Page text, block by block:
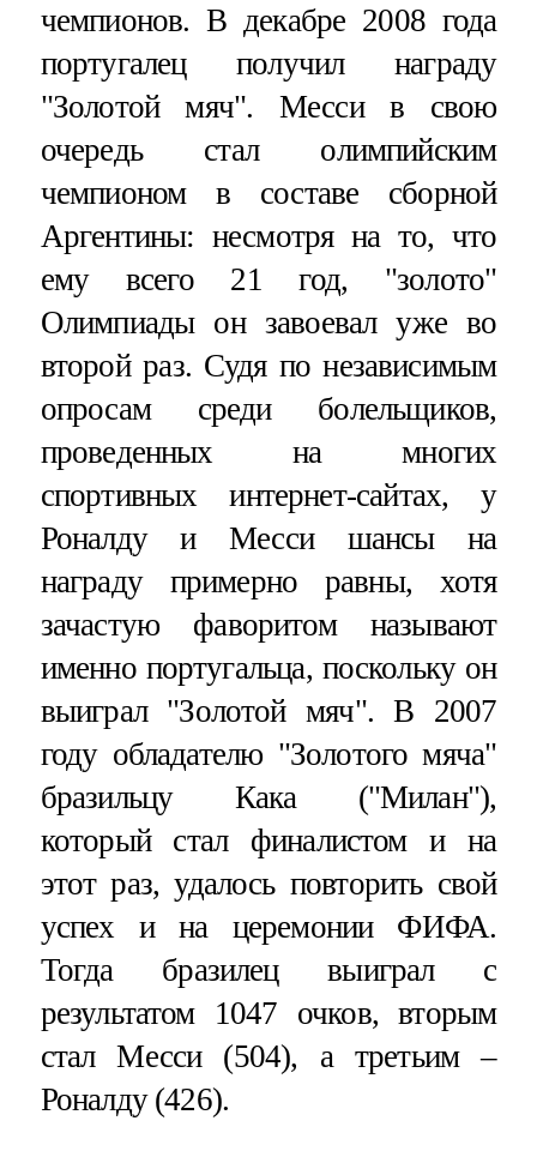
чемпионов. В декабре 2008 года
португалец получил награду
"Золотой мяч". Месси в свою
очередь стал олимпийским
чемпионом в составе сборной
Аргентины: несмотря на то, что
ему всего 21 год, "золото"
Олимпиады он завоевал уже во
второй раз. Судя по независимым
опросам среди болельщиков,
проведенных на многих
спортивных интернет-сайтах, у
Роналду и Месси шансы на
награду примерно равны, хотя
зачастую фаворитом называют
именно португальца, поскольку он
выиграл "Золотой мяч". В 2007
году обладателю "Золотого мяча"
бразильцу Кака ("Милан"),
который стал финалистом и на
этот раз, удалось повторить свой
успех и на церемонии ФИФА.
Тогда бразилец выиграл с
результатом 1047 очков, вторым
стал Месси (504), а третьим –
Роналду (426).